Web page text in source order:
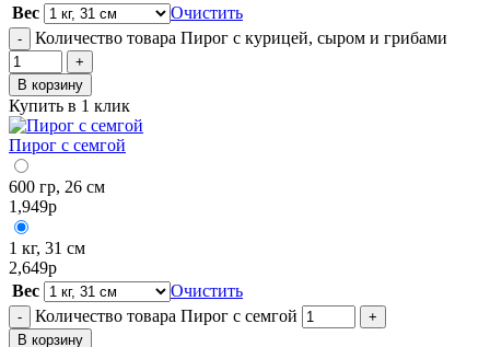
Вес
Очистить
- Количество товара Пирог с курицей, сыром и грибами
+
В корзину
Купить в 1 клик
Пирог с семгой
600 гр, 26 см
1,949р
1 кг, 31 см
2,649р
Вес
Очистить
- Количество товара Пирог с семгой
+
В корзину